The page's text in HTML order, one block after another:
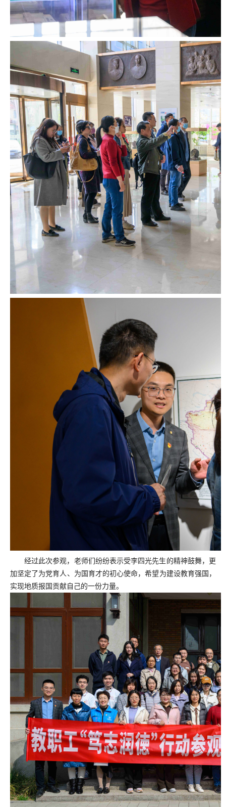
经过此次参观，老师们纷纷表示受李四光先生的精神鼓舞，更
加坚定了为党育人、为国育才的初心使命，希望为建设教育强国，
实现地质报国贡献自己的一份力量。